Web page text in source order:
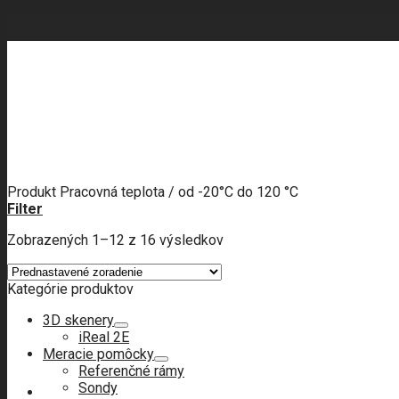
to
Produkt Pracovná teplota / od -20°C do 120 °C
Filter
Zobrazených 1–12 z 16 výsledkov
Kategórie produktov
3D skenery
iReal 2E
Meracie pomôcky
Referenčné rámy
Sondy